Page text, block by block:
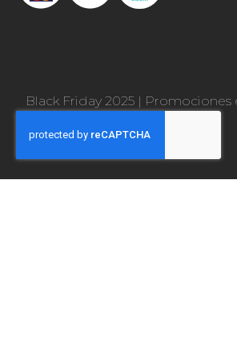
Black Friday 2025 | Promociones